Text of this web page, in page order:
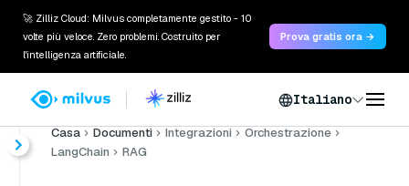
🚀 Zilliz Cloud: Milvus completamente gestito - 10
volte più veloce. Zero problemi. Costruito per
l'intelligenza artificiale.
Prova gratis ora →
Italiano
Casa Documenti Integrazioni
Orchestrazione
LangChain
RAG